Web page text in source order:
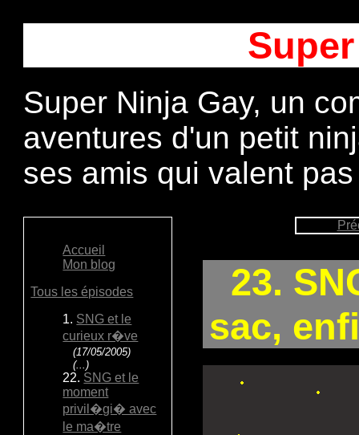
Super Ninja Gay, un
aventures d'un petit
ses amis qui valent
Accueil
Mon blog
Tous les épisodes
1. SNG et le
curieux r�ve
(17/05/2005)
(...)
22. SNG et le
moment
privil�gi� avec
le ma�tre
23.
sac,